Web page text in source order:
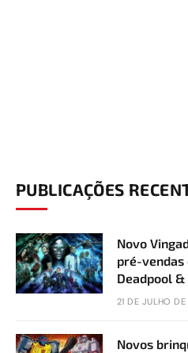
PUBLICAÇÕES
Novo
pré-vendas
Deadpool
21 DE JULHO
Novos